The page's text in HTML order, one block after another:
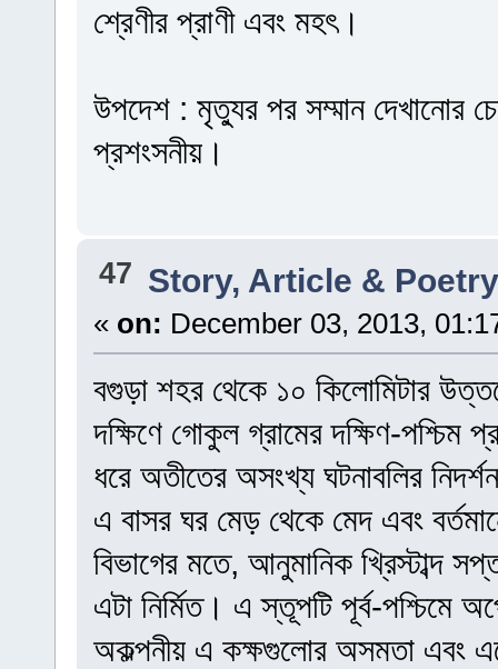
শ্রেণীর প্রাণী এবং মহৎ।
উপদেশ : মৃত্যুর পর সম্মান দেখানোর
প্রশংসনীয়।
47 Story, Article &
« on: December 03, 2013,
বগুড়া শহর থেকে ১০ কিলোমিটার
দক্ষিণে গোকুল গ্রামের দক্ষিণ-
ধরে অতীতের অসংখ্য ঘটনাবলির
এ বাসর ঘর মেড় থেকে মেদ এবং
বিভাগের মতে, আনুমানিক খ্রিস্টাব্দ
এটা নির্মিত। এ স্তূপটি পূর্ব-পশ্চিমে
অকল্পনীয় এ কক্ষগুলোর অসমতা এবং